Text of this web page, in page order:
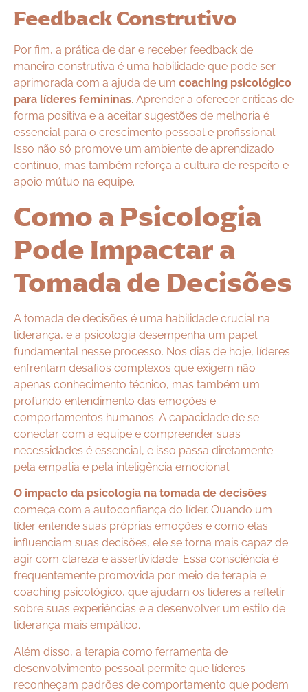
Feedback Construtivo
Por fim, a prática de dar e receber feedback de
maneira construtiva é uma habilidade que pode ser
aprimorada com a ajuda de um coaching psicológico
para líderes femininas. Aprender a oferecer críticas de
forma positiva e a aceitar sugestões de melhoria é
essencial para o crescimento pessoal e profissional.
Isso não só promove um ambiente de aprendizado
contínuo, mas também reforça a cultura de respeito e
apoio mútuo na equipe.
Como a Psicologia
Pode Impactar a
Tomada de Decisões
A tomada de decisões é uma habilidade crucial na
liderança, e a psicologia desempenha um papel
fundamental nesse processo. Nos dias de hoje, líderes
enfrentam desafios complexos que exigem não
apenas conhecimento técnico, mas também um
profundo entendimento das emoções e
comportamentos humanos. A capacidade de se
conectar com a equipe e compreender suas
necessidades é essencial, e isso passa diretamente
pela empatia e pela inteligência emocional.
O impacto da psicologia na tomada de decisões
começa com a autoconfiança do líder. Quando um
líder entende suas próprias emoções e como elas
influenciam suas decisões, ele se torna mais capaz de
agir com clareza e assertividade. Essa consciência é
frequentemente promovida por meio de terapia e
coaching psicológico, que ajudam os líderes a refletir
sobre suas experiências e a desenvolver um estilo de
liderança mais empático.
Além disso, a terapia como ferramenta de
desenvolvimento pessoal permite que líderes
reconheçam padrões de comportamento que podem